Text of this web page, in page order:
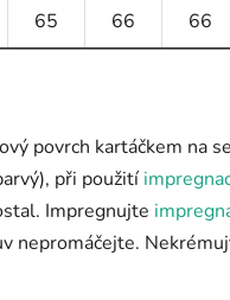
65 66 66
povrch kartáčkem na
při použití
Impregnujte
nepromáčejte.